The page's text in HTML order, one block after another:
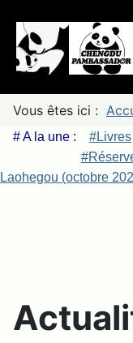
Vous êtes ici :
# A la une : #Livres
Laohegou (octobre